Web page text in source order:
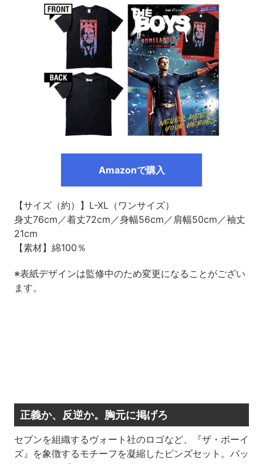
Amazonで購入
【サイズ（約）】L-XL（ワンサイズ）
身丈76cm／着丈72cm／身幅56cm／肩幅50cm／袖丈
21cm
【素材】綿100％
※表紙デザインは監修中のため変更になることがござい
ます。
正義か、反逆か。胸元に掲げろ
セブンを組織するヴォート社のロゴなど、『ザ・ボーイ
ズ』を象徴するモチーフを凝縮したピンズセット。バッ